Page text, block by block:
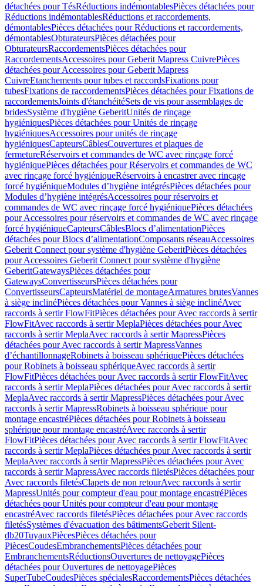
détachées pour TésRéductions indémontablesPièces détachées pour
Réductions indémontablesRéductions et raccordements,
démontablesPièces détachées pour Réductions et raccordements,
démontablesObturateursPièces détachées pour
ObturateursRaccordementsPièces détachées pour
RaccordementsAccessoires pour Geberit Mapress CuivrePièces
détachées pour Accessoires pour Geberit Mapress
CuivreEtanchements pour tubes et raccordsFixations pour
tubesFixations de raccordementsPièces détachées pour Fixations de
raccordementsJoints d'étanchéitéSets de vis pour assemblages de
bridesSystème d'hygiène GeberitUnités de rinçage
hygiéniquesPièces détachées pour Unités de rinçage
hygiéniquesAccessoires pour unités de rinçage
hygiéniquesCapteursCâblesCouvertures et plaques de
fermetureRéservoirs et commandes de WC avec rinçage forcé
hygiéniquePièces détachées pour Réservoirs et commandes de WC
avec rinçage forcé hygiéniqueRéservoirs à encastrer avec rinçage
forcé hygiéniqueModules d’hygiène intégrésPièces détachées pour
Modules d’hygiène intégrésAccessoires pour réservoirs et
commandes de WC avec rinçage forcé hygiéniquePièces détachées
pour Accessoires pour réservoirs et commandes de WC avec rinçage
forcé hygiéniqueCapteursCâblesBlocs d’alimentationPièces
détachées pour Blocs d’alimentationComposants réseauAccessoires
Geberit Connect pour système d'hygiène GeberitPièces détachées
pour Accessoires Geberit Connect pour système d'hygiène
GeberitGatewaysPièces détachées pour
GatewaysConvertisseursPièces détachées pour
ConvertisseursCapteursMatériel de montageArmatures brutesVannes
à siège inclinéPièces détachées pour Vannes à siège inclinéAvec
raccords à sertir FlowFitPièces détachées pour Avec raccords à sertir
FlowFitAvec raccords à sertir MeplaPièces détachées pour Avec
raccords à sertir MeplaAvec raccords à sertir MapressPièces
détachées pour Avec raccords à sertir MapressVannes
d’échantillonnageRobinets à boisseau sphériquePièces détachées
pour Robinets à boisseau sphériqueAvec raccords à sertir
FlowFitPièces détachées pour Avec raccords à sertir FlowFitAvec
raccords à sertir MeplaPièces détachées pour Avec raccords à sertir
MeplaAvec raccords à sertir MapressPièces détachées pour Avec
raccords à sertir MapressRobinets à boisseau sphérique pour
montage encastréPièces détachées pour Robinets à boisseau
sphérique pour montage encastréAvec raccords à sertir
FlowFitPièces détachées pour Avec raccords à sertir FlowFitAvec
raccords à sertir MeplaPièces détachées pour Avec raccords à sertir
MeplaAvec raccords à sertir MapressPièces détachées pour Avec
raccords à sertir MapressAvec raccords filetésPièces détachées pour
Avec raccords filetésClapets de non retourAvec raccords à sertir
MapressUnités pour compteur d'eau pour montage encastréPièces
détachées pour Unités pour compteur d'eau pour montage
encastréAvec raccords filetésPièces détachées pour Avec raccords
filetésSystèmes d'évacuation des bâtimentsGeberit Silent-
db20TuyauxPiècesPièces détachées pour
PiècesCoudesEmbranchementsPièces détachées pour
EmbranchementsRéductionsOuvertures de nettoyagePièces
détachées pour Ouvertures de nettoyagePièces
SuperTubeCoudesPièces spécialesRaccordementsPièces détachées